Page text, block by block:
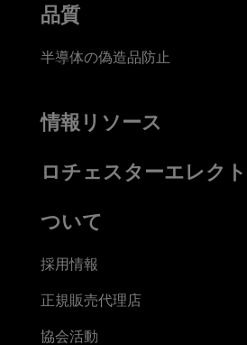
品質
半導体の偽造品防止
情報リソース
ロチェスターエレク
ついて
採用情報
正規販売代理店
協会活動